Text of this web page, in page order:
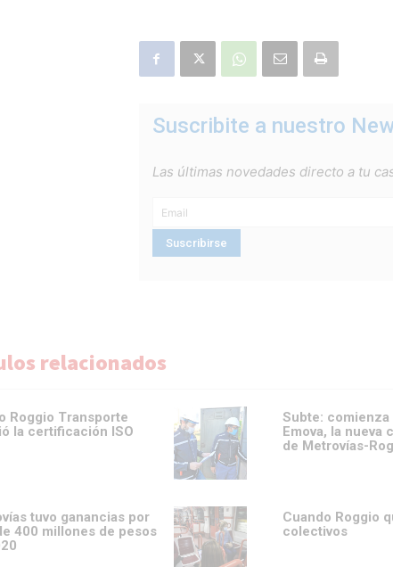
Suscribite a nuestro
Las últimas novedades directo a tu
relacionados
Roggio Transporte
la certificación ISO
Subte: comienza
Emova, la nueva
de Metrovías-
tuvo ganancias por
400 millones de pesos
Cuando Roggio
colectivos